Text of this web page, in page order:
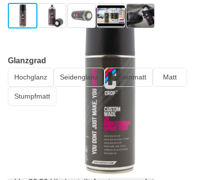
View larger imageView larger imageView larger imageView larger imageView larger image
+4
Glanzgrad
Hochglanz Seidenglanz Seidenmatt Matt
Stumpfmatt
In den Warenkorb